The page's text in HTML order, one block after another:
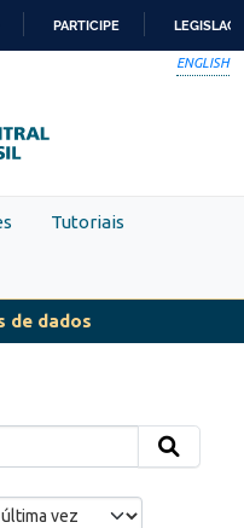
PARTICIPE
ENGLISH
Tutoriais
de dados